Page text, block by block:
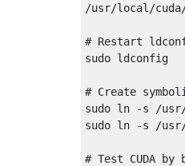
/usr/local/
# Restart
sudo ldconfig
# Create
sudo ln -s /
sudo ln -s /
# Test CUDA